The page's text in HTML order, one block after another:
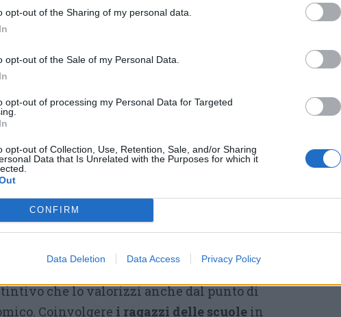
opt-out of the Sharing of my personal data.
opt-out of the Sale of my Personal Data.
opt-out of processing my Personal Data for Targeted
opt-out of Collection, Use, Retention, Sale, and/or Sharing
Data that Is Unrelated with the Purposes for which it
CONFIRM
Data Deletion Data Access Privacy Policy
disegnare il futuro del
mercato
Tra le prime iniziative
ufficiale del mercato, che ne
rafforzi lariconoscibilità. Il logo
un concorso di idee che coinvolgerà gli
locali.
un’immagine riconoscibile – aggiunge
che lo valorizzi anche dal punto di
Coinvolgere i ragazzi delle scuole in
Il Gruppo Elite di VareseBasketball...